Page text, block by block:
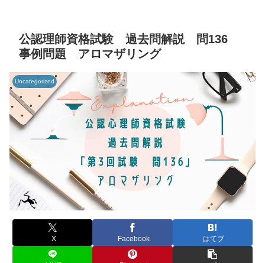
公認理師資格試験 過去問解説 問136
事例問題 アロマザリング
Uncategorized
X Facebook はてブ